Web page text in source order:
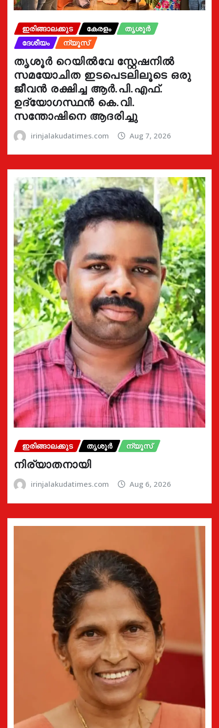
ഇരിങ്ങാലക്കുട കേരളം
തൃശൂർ
ദേശീയം
ന്യൂസ്
തൃശൂർ റെയിൽവേ സ്റ്റേഷനിൽ
സമയോചിത ഇടപെടലിലൂടെ ഒരു
ജീവൻ രക്ഷിച്ച ആർ.പി.എഫ്.
ഉദ്യോഗസ്ഥൻ കെ.വി.
സന്തോഷിനെ ആദരിച്ചു
irinjalakudatimes.com Aug 7, 2026
ഇരിങ്ങാലക്കുട തൃശൂർ ന്യൂസ്
നിര്യാതനായി
irinjalakudatimes.com Aug 6, 2026